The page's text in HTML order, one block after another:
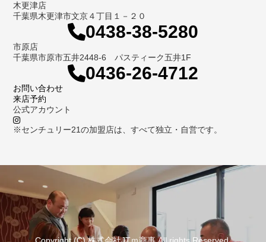
木更津店
千葉県木更津市文京４丁目１－２０
0438-38-5280
市原店
千葉県市原市五井2448-6 パスティーク五井1F
0436-26-4712
お問い合わせ
来店予約
公式アカウント
※センチュリー21の加盟店は、すべて独立・自営です。